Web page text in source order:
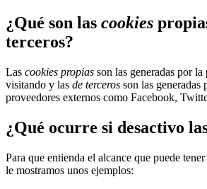
¿Qué son las cookies
terceros?
Las cookies propias son las generadas por la
visitando y las de terceros son las generadas
proveedores externos como Facebook,
¿Qué ocurre si desactivo
Para que entienda el alcance que puede
le mostramos unos ejemplos: